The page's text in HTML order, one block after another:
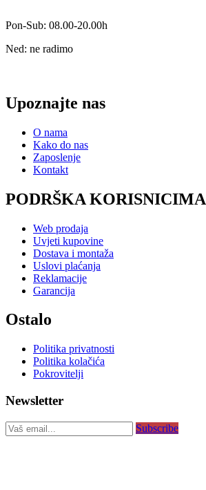
Pon-Sub: 08.00-20.00h
Ned: ne radimo
Upoznajte nas
O nama
Kako do nas
Zaposlenje
Kontakt
PODRŠKA KORISNICIMA
Web prodaja
Uvjeti kupovine
Dostava i montaža
Uslovi plaćanja
Reklamacije
Garancija
Ostalo
Politika privatnosti
Politika kolačića
Pokrovitelji
Newsletter
Subscribe